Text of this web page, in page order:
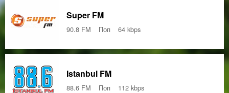
Super FM
90.8 FM Поп 64 kbps
Istanbul FM
88.6 FM Поп 112 kbps